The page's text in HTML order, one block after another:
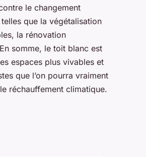
le changement
que la végétalisation
la rénovation
somme, le toit blanc est
espaces plus vivables et
que l’on pourra vraiment
réchauffement climatique.